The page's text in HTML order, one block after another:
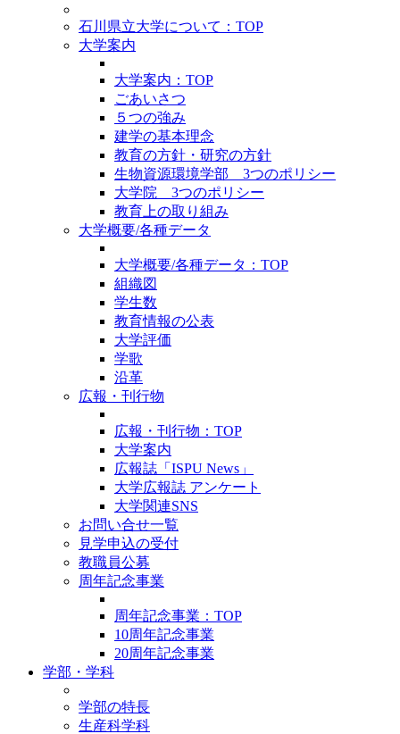
石川県立大学について：TOP
大学案内
大学案内：TOP
ごあいさつ
５つの強み
建学の基本理念
教育の方針・研究の方針
生物資源環境学部 3つのポリシー
大学院 3つのポリシー
教育上の取り組み
大学概要/各種データ
大学概要/各種データ：TOP
組織図
学生数
教育情報の公表
大学評価
学歌
沿革
広報・刊行物
広報・刊行物：TOP
大学案内
広報誌「ISPU News」
大学広報誌 アンケート
大学関連SNS
お問い合せ一覧
見学申込の受付
教職員公募
周年記念事業
周年記念事業：TOP
10周年記念事業
20周年記念事業
学部・学科
学部の特長
生産科学科